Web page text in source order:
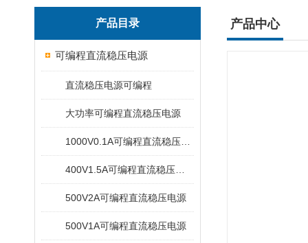
产品目录
可编程直流稳压电源
直流稳压电源可编程
大功率可编程直流稳压电源
500V2A可编程直流稳压电源
500V1A可编程直流稳压电源
产品中心